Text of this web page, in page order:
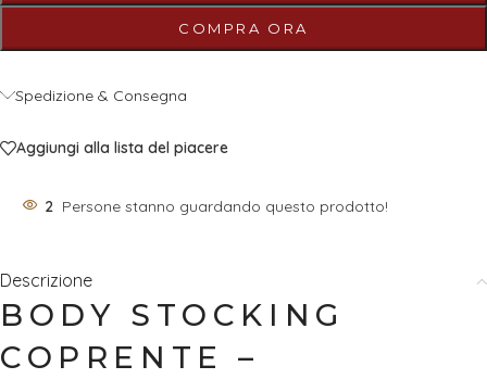
COMPRA ORA
Spedizione & Consegna
Aggiungi alla lista del piacere
2 Persone stanno guardando questo prodotto!
Descrizione
BODY STOCKING
COPRENTE –